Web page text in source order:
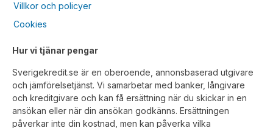
Villkor och policyer
Cookies
Hur vi tjänar pengar
Sverigekredit.se är en oberoende, annonsbaserad utgivare
och jämförelsetjänst. Vi samarbetar med banker, långivare
och kreditgivare och kan få ersättning när du skickar in en
ansökan eller när din ansökan godkänns. Ersättningen
påverkar inte din kostnad, men kan påverka vilka